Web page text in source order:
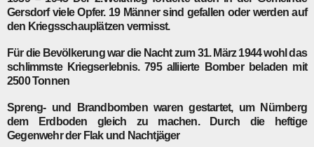
Gersdorf viele Opfer. 19 Männer sind gefallen oder werden auf
den Kriegsschauplätzen vermisst.
Für die Bevölkerung war die Nacht zum 31. März 1944 wohl das
schlimmste Kriegserlebnis. 795 alliierte Bomber beladen mit
2500 Tonnen
Spreng- und Brandbomben waren gestartet, um Nürnberg
dem Erdboden gleich zu machen. Durch die heftige
Gegenwehr der Flak und Nachtjäger